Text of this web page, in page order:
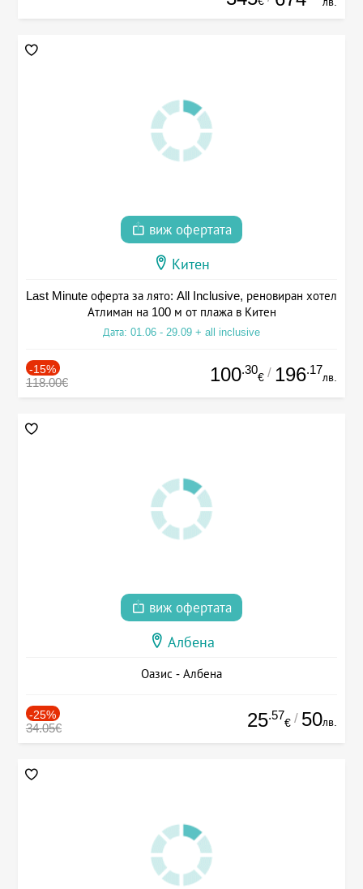
виж офертата
Китен
Last Minute оферта за лято: All Inclusive, реновиран хотел
Атлиман на 100 м от плажа в Китен
Дата: 01.06 - 29.09 + all inclusive
-15%
118.00€ 100.30
€ / 196.17
лв.
виж офертата
Албена
Оазис - Албена
-25%
34.05€ 25.57
€ / 50лв.